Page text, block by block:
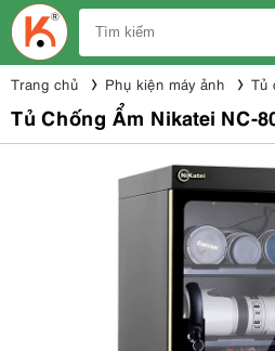
Trang chủ Phụ kiện máy ảnh Tủ
Tủ Chống Ẩm Nikatei NC-